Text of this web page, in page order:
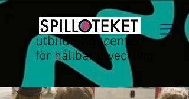
utbildningscenter
för hållbar utveckling